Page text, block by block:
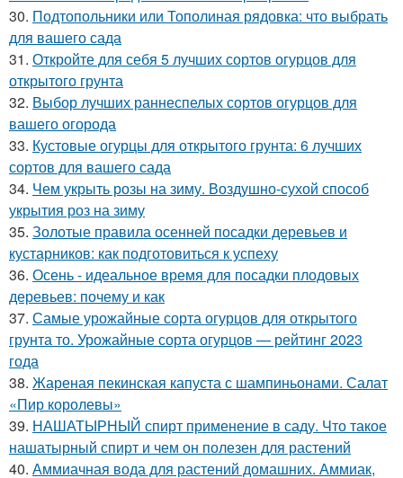
30. Подтопольники или Тополиная рядовка: что выбрать
для вашего сада
31. Откройте для себя 5 лучших сортов огурцов для
открытого грунта
32. Выбор лучших раннеспелых сортов огурцов для
вашего огорода
33. Кустовые огурцы для открытого грунта: 6 лучших
сортов для вашего сада
34. Чем укрыть розы на зиму. Воздушно-сухой способ
укрытия роз на зиму
35. Золотые правила осенней посадки деревьев и
кустарников: как подготовиться к успеху
36. Осень - идеальное время для посадки плодовых
деревьев: почему и как
37. Самые урожайные сорта огурцов для открытого
грунта то. Урожайные сорта огурцов — рейтинг 2023
года
38. Жареная пекинская капуста с шампиньонами. Салат
«Пир королевы»
39. НАШАТЫРНЫЙ спирт применение в саду. Что такое
нашатырный спирт и чем он полезен для растений
40. Аммиачная вода для растений домашних. Аммиак,